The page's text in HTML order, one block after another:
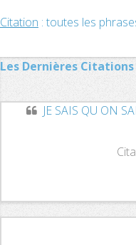
Citation : toutes les
Les Dernières Citations
JE SAIS QU ON